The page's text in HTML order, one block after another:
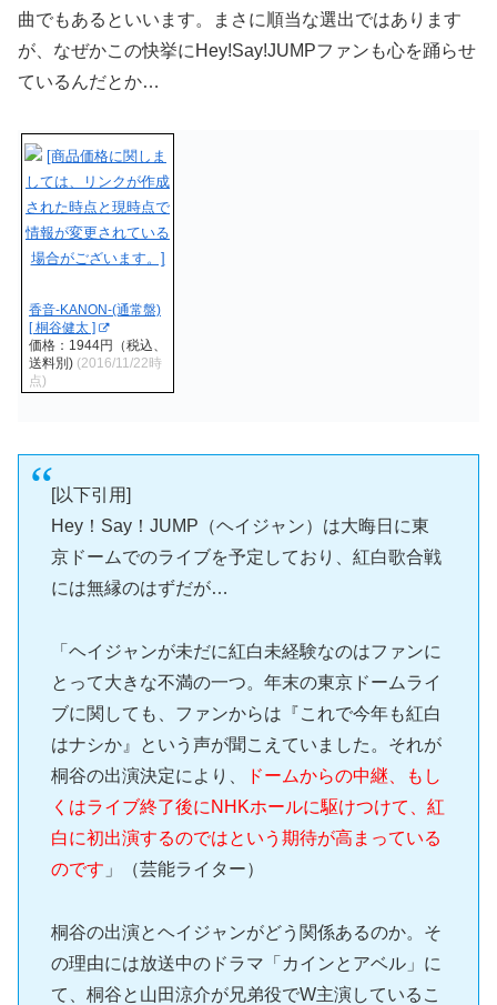
曲でもあるといいます。まさに順当な選出ではあります
が、なぜかこの快挙にHey!Say!JUMPファンも心を踊らせ
ているんだとか…
香音-KANON-(通常盤)
[ 桐谷健太 ]
価格：1944円（税込、
送料別) (2016/11/22時
点)
[以下引用]
Hey！Say！JUMP（ヘイジャン）は大晦日に東
京ドームでのライブを予定しており、紅白歌合戦
には無縁のはずだが…
「ヘイジャンが未だに紅白未経験なのはファンに
とって大きな不満の一つ。年末の東京ドームライ
ブに関しても、ファンからは『これで今年も紅白
はナシか』という声が聞こえていました。それが
桐谷の出演決定により、
ドームからの中継、もし
くはライブ終了後にNHKホールに駆けつけて、紅
白に初出演するのではという期待が高まっている
のです 」（芸能ライター）
桐谷の出演とヘイジャンがどう関係あるのか。そ
の理由には放送中のドラマ「カインとアベル」に
て、桐谷と山田涼介が兄弟役でW主演しているこ